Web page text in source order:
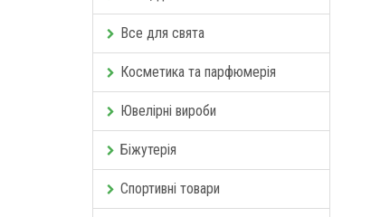
Все для свята
Косметика та парфюмерія
Ювелірні вироби
Біжутерія
Спортивні товари